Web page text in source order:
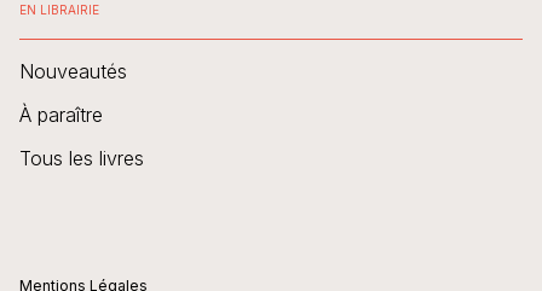
EN LIBRAIRIE
Nouveautés
À paraître
Tous les livres
Mentions Légales